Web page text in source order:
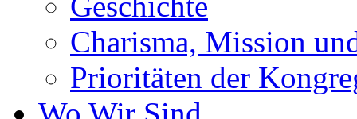
Charisma, Mission
Prioritäten der